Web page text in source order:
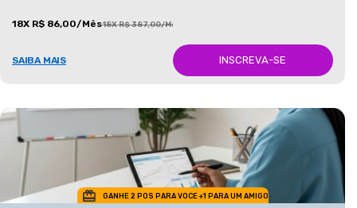
18X R$ 86,00/Mês18X R$ 387,00/Mês
SAIBA MAIS INSCREVA-SE
GANHE 2 POS PARA VOCE +1 PARA UM AMIGO